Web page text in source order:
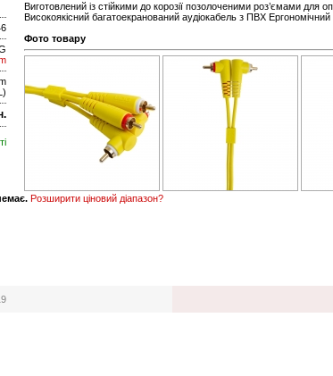
Виготовлений із стійкими до корозії позолоченими роз’ємами для
Високоякісний багатоекранований аудіокабель з ПВХ
Фото товару
Розширити ціновий діапазон?